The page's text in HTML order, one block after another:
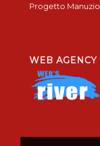
Progetto Manuzio
WEB AGENCY